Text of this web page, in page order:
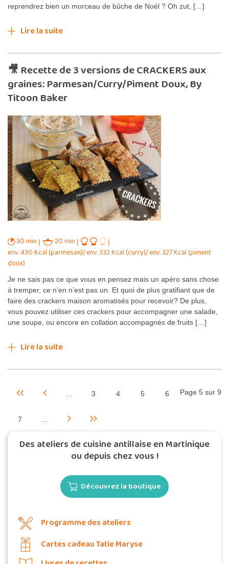
reprendrez bien un morceau de bûche de Noël ? Oh zut, […]
Lire la suite
🎥 Recette de 3 versions de CRACKERS aux
graines: Parmesan/Curry/Piment Doux, By
Titoon Baker
30 min
20 min
env. 430 Kcal (parmesan)/ env. 332 Kcal (curry)/ env. 327 Kcal (piment
doux)
Je ne sais pas ce que vous en pensez mais un apéro sans chose
à tremper, ce n’en n’est pas un. Et quoi de plus gratifiant que de
faire des crackers maison aromatisés pour recevoir? De plus,
vous pouvez utiliser ces crackers pour accompagner une salade,
une soupe, ou encore en collation accompagnés de fruits […]
Lire la suite
Page 5 sur 9
3 4 5 6
7
Des ateliers de cuisine antillaise en Martinique
ou depuis chez vous !
Découvrez la boutique
Programme des ateliers
Cartes cadeau Tatie Maryse